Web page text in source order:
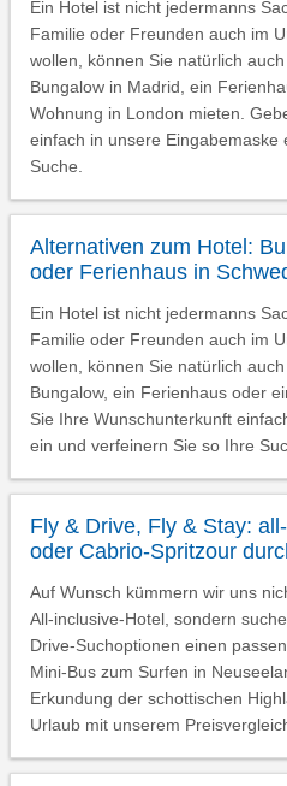
Ein Hotel ist nicht jedermanns
Familie oder Freunden auch im
wollen, können Sie natürlich
Bungalow in Madrid, ein
Wohnung in London mieten.
einfach in unsere Eingabemaske
Suche.
Alternativen zum Hotel:
oder Ferienhaus in
Ein Hotel ist nicht jedermanns
Familie oder Freunden auch im
wollen, können Sie natürlich
Bungalow, ein Ferienhaus oder
Sie Ihre Wunschunterkunft
ein und verfeinern Sie so Ihre
Fly & Drive, Fly & Stay:
oder Cabrio-Spritzour
Auf Wunsch kümmern wir uns
All-inclusive-Hotel, sondern
Drive-Suchoptionen einen
Mini-Bus zum Surfen in
Erkundung der schottischen
Urlaub mit unserem